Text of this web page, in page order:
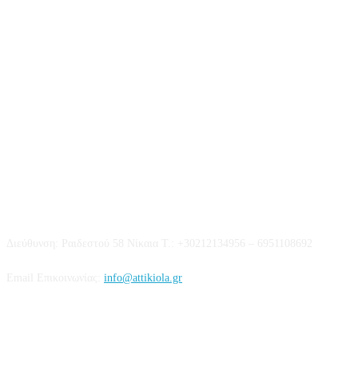
info@attikiola.gr